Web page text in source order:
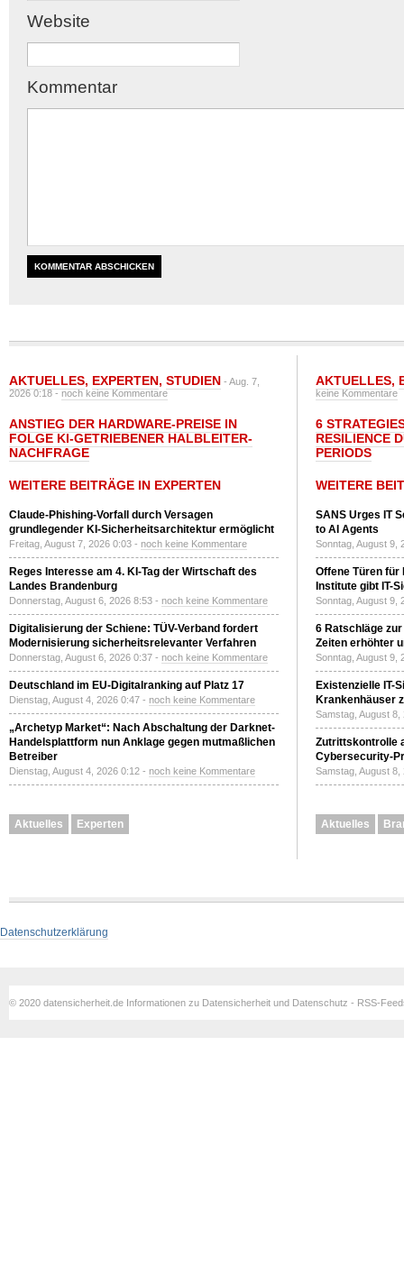
Website
Kommentar
AKTUELLES, EXPERTEN, STUDIEN - Aug. 7,
2026 0:18 -noch keine Kommentare
ANSTIEG DER HARDWARE-PREISE IN
FOLGE KI-GETRIEBENER HALBLEITER-
NACHFRAGE
WEITERE BEITRÄGE IN EXPERTEN
Claude-Phishing-Vorfall durch Versagen
grundlegender KI-Sicherheitsarchitektur ermöglicht
Freitag, August 7, 2026 0:03 - noch keine Kommentare
Reges Interesse am 4. KI-Tag der Wirtschaft des
Landes Brandenburg
Donnerstag, August 6, 2026 8:53 - noch keine Kommentare
Digitalisierung der Schiene: TÜV-Verband fordert
Modernisierung sicherheitsrelevanter Verfahren
Donnerstag, August 6, 2026 0:37 - noch keine Kommentare
Deutschland im EU-Digitalranking auf Platz 17
Dienstag, August 4, 2026 0:47 - noch keine Kommentare
„Archetyp Market“: Nach Abschaltung der Darknet-
Handelsplattform nun Anklage gegen mutmaßlichen
Betreiber
Dienstag, August 4, 2026 0:12 - noch keine Kommentare
Aktuelles Experten
AKTUELLES,
keine Kommentare
6
RESILIENCE
PERIODS
WEITERE
SANS Urges IT
to AI Agents
Sonntag, August 9,
Offene Türen für
Institute gibt IT-
Sonntag, August 9,
6 Ratschläge
Zeiten erhöhter
Sonntag, August 9,
Existenzielle IT-
Krankenhäuser
Samstag, August
Zutrittskontrolle
Cybersecurity-
Samstag, August
Aktuelles
Datenschutzerklärung
© 2020 datensicherheit.de Informationen zu Datensicherheit und Datenschutz - RSS-